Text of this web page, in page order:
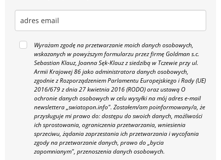
Wyrażam zgodę na przetwarzanie moich danych osobowych,
wskazanych w powyższym formularzu przez firmę Goldman s.c.
Sebastian Klauz, Joanna Sęk-Klauz z siedzibą w Tczewie przy ul.
Armii Krajowej 86 jako administratora danych osobowych,
zgodnie z Rozporządzeniem Parlamentu Europejskiego i Rady (UE)
2016/679 z dnia 27 kwietnia 2016 (RODO) oraz ustawą O
ochronie danych osobowych w celu wysyłki na mój adres e-mail
newslettera „swiatopon.info". Zostałem/am poinformowany/a, że
przysługuje mi prawo do: dostępu do swoich danych, możliwości
ich sprostowania, ograniczenia przetwarzania, wniesienia
sprzeciwu, żądania zaprzestania ich przetwarzania i wycofania
zgody na przetwarzanie danych, prawo do „bycia
zapomnianym", przenoszenia danych osobowych.